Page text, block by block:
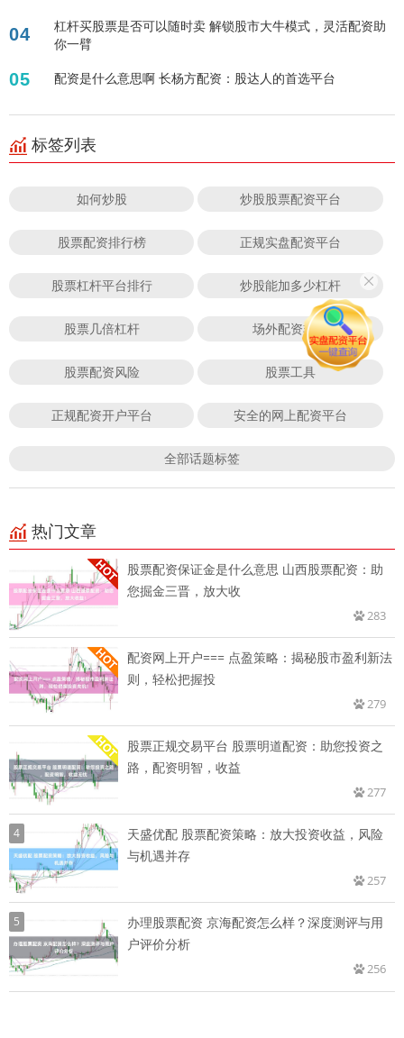
04
杠杆买股票是否可以随时卖 解锁股市大牛模式，灵活配资助
你一臂
05 配资是什么意思啊 长杨方配资：股达人的首选平台
标签列表
如何炒股 炒股股票配资平台
股票配资排行榜 正规实盘配资平台
股票杠杆平台排行 炒股能加多少杠杆
股票几倍杠杆 场外配资非法
股票配资风险 股票工具
正规配资开户平台 安全的网上配资平台
全部话题标签
热门文章
股票配资保证金是什么意思 山西股票配资：助
您掘金三晋，放大收
283
配资网上开户=== 点盈策略：揭秘股市盈利新法
则，轻松把握投
279
股票正规交易平台 股票明道配资：助您投资之
路，配资明智，收益
277
4
天盛优配 股票配资策略：放大投资收益，风险
与机遇并存
257
5
办理股票配资 京海配资怎么样？深度测评与用
户评价分析
256